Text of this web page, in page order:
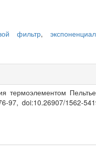
фильтр,
термоэлементом
97, doi:10.26907/1562-